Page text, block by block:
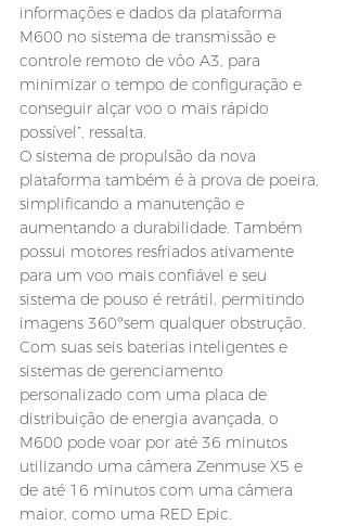
informações e dados da plataforma
M600 no sistema de transmissão e
controle remoto de vôo A3, para
minimizar o tempo de configuração e
conseguir alçar voo o mais rápido
possível”, ressalta.
O sistema de propulsão da nova
plataforma também é à prova de poeira,
simplificando a manutenção e
aumentando a durabilidade. Também
possui motores resfriados ativamente
para um voo mais confiável e seu
sistema de pouso é retrátil, permitindo
imagens 360ºsem qualquer obstrução.
Com suas seis baterias inteligentes e
sistemas de gerenciamento
personalizado com uma placa de
distribuição de energia avançada, o
M600 pode voar por até 36 minutos
utilizando uma câmera Zenmuse X5 e
de até 16 minutos com uma câmera
maior, como uma RED Epic.